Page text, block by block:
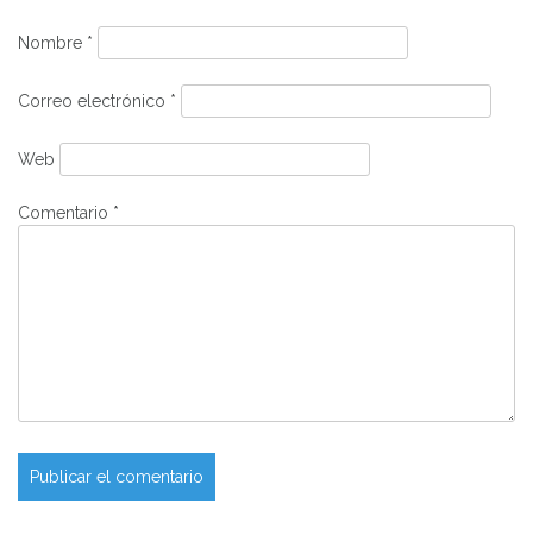
Nombre *
Correo electrónico *
Web
Comentario *